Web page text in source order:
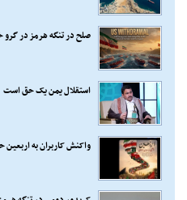
صلح در تنگه هرمز در گرو
استقلال یمن یک حق است
واکنش کاربران به